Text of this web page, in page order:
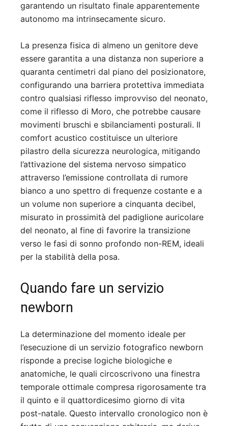
garantendo un risultato finale apparentemente
autonomo ma intrinsecamente sicuro.
La presenza fisica di almeno un genitore deve
essere garantita a una distanza non superiore a
quaranta centimetri dal piano del posizionatore,
configurando una barriera protettiva immediata
contro qualsiasi riflesso improvviso del neonato,
come il riflesso di Moro, che potrebbe causare
movimenti bruschi e sbilanciamenti posturali. Il
comfort acustico costituisce un ulteriore
pilastro della sicurezza neurologica, mitigando
l’attivazione del sistema nervoso simpatico
attraverso l’emissione controllata di rumore
bianco a uno spettro di frequenze costante e a
un volume non superiore a cinquanta decibel,
misurato in prossimità del padiglione auricolare
del neonato, al fine di favorire la transizione
verso le fasi di sonno profondo non-REM, ideali
per la stabilità della posa.
Quando fare un servizio
newborn
La determinazione del momento ideale per
l’esecuzione di un servizio fotografico newborn
risponde a precise logiche biologiche e
anatomiche, le quali circoscrivono una finestra
temporale ottimale compresa rigorosamente tra
il quinto e il quattordicesimo giorno di vita
post-natale. Questo intervallo cronologico non è